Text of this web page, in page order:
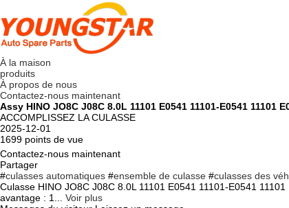
À la maison
produits
À propos de nous
Contactez-nous maintenant
Assy HINO JO8C J08C 8.0L 11101 E0541 11101-E0541 11101
ACCOMPLISSEZ LA CULASSE
2025-12-01
1699 points de vue
Contactez-nous maintenant
Partager
#culasses automatiques #ensemble de culasse #culasses des
Culasse HINO JO8C J08C 8.0L 11101 E0541 11101-E0541
avantage : 1...
Voir plus